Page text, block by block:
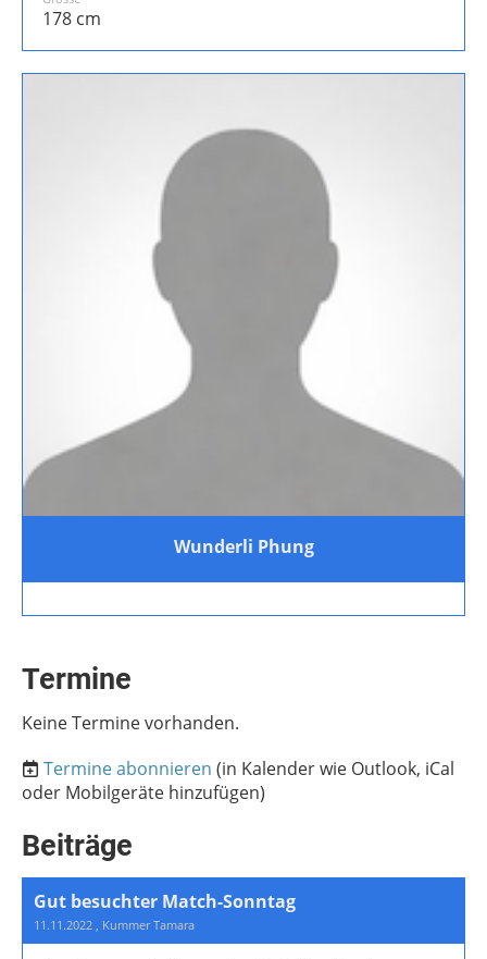
178 cm
Wunderli Phung
Termine
Keine Termine vorhanden.
Termine abonnieren (in Kalender wie Outlook, iCal
oder Mobilgeräte hinzufügen)
Beiträge
Gut besuchter Match-Sonntag
11.11.2022 , Kummer Tamara